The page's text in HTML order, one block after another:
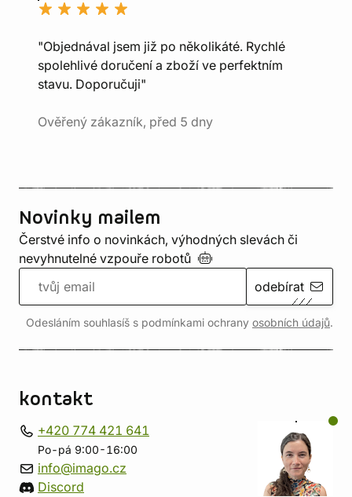
"Objednával jsem již po několikáté. Rychlé
spolehlivé doručení a zboží ve perfektním
stavu. Doporučuji"
Ověřený zákazník, před 5 dny
Novinky mailem
Čerstvé info o novinkách, výhodných slevách či
nevyhnutelné vzpouře robotů
odebírat
Odesláním souhlasíš s podmínkami ochrany osobních údajů.
kontakt
+420 774 421 641
Po-pá 9:00-16:00
info@imago.cz
Discord